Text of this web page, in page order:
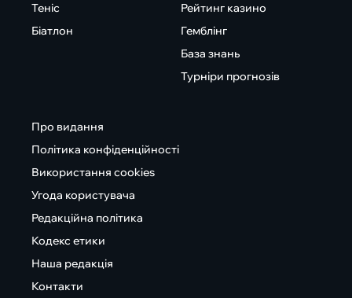
Теніс
Біатлон
Рейтинг казино
Гемблінг
База знань
Турніри прогнозів
Про видання
Політика конфіденційності
Використання cookies
Угода користувача
Редакційна політика
Кодекс етики
Наша редакція
Контакти